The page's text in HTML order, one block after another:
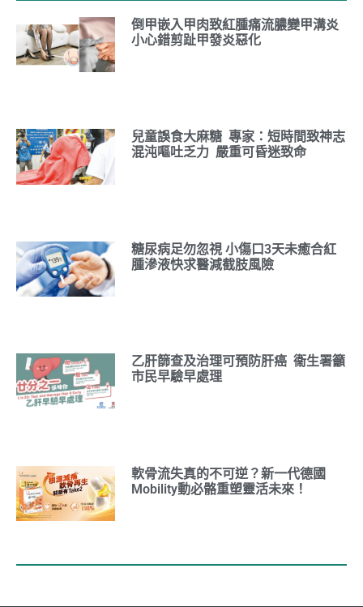
倒甲嵌入甲肉致紅腫痛流膿變甲溝炎
小心錯剪趾甲發炎惡化
兒童誤食大麻糖 專家：短時間致神志
混沌嘔吐乏力 嚴重可昏迷致命
糖尿病足勿忽視 小傷口3天未癒合紅
腫滲液快求醫減截肢風險
乙肝篩查及治理可預防肝癌 衞生署籲
市民早驗早處理
軟骨流失真的不可逆？新一代德國
Mobility動必骼重塑靈活未來！